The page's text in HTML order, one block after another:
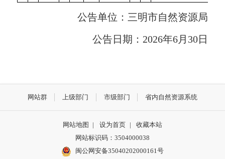
公告单位：三明市自然资源局
公告日期：2026年6月30日
网站群 上级部门 市级部门 省内自然资源系统
网站地图 | 设为首页 |
收藏本站
网站标识码：3504000038
闽公网安备35040202000161号